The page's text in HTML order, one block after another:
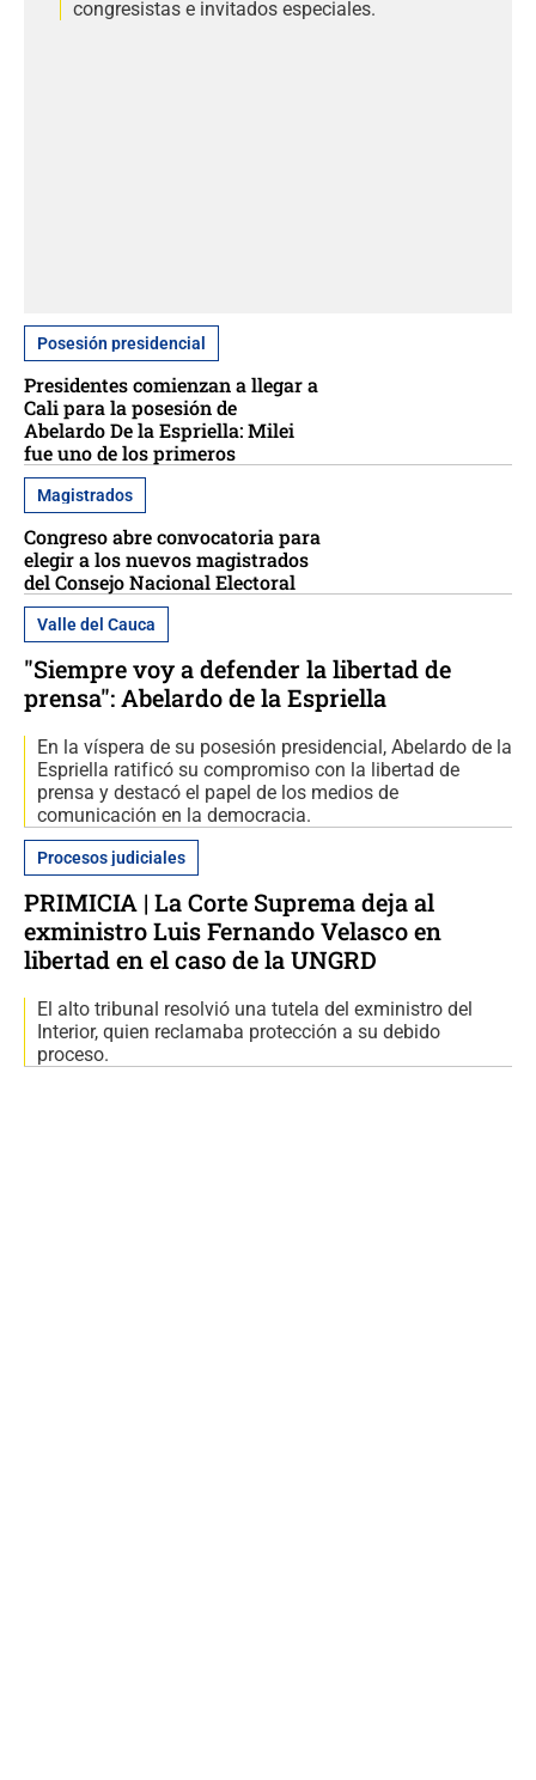
congresistas e invitados especiales.
Posesión presidencial
Presidentes comienzan a llegar a
Cali para la posesión de
Abelardo De la Espriella: Milei
fue uno de los primeros
Magistrados
Congreso abre convocatoria para
elegir a los nuevos magistrados
del Consejo Nacional Electoral
Valle del Cauca
"Siempre voy a defender la libertad de
prensa": Abelardo de la Espriella
En la víspera de su posesión presidencial, Abelardo de la
Espriella ratificó su compromiso con la libertad de
prensa y destacó el papel de los medios de
comunicación en la democracia.
Procesos judiciales
PRIMICIA | La Corte Suprema deja al
exministro Luis Fernando Velasco en
libertad en el caso de la UNGRD
El alto tribunal resolvió una tutela del exministro del
Interior, quien reclamaba protección a su debido
proceso.